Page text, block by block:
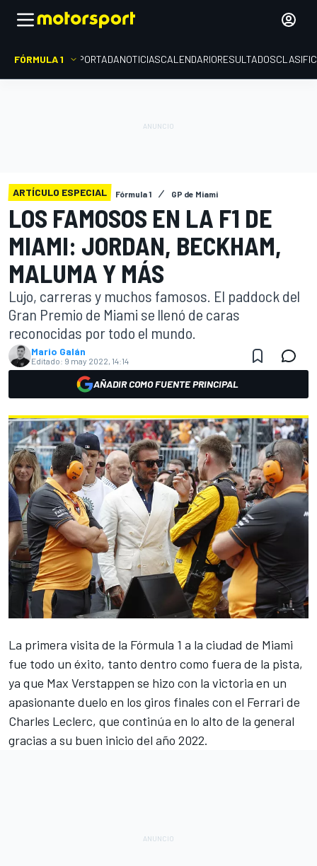
FÓRMULA 1 PORTADANOTICIASCALENDARIORESULTADOS
ARTÍCULO ESPECIAL Fórmula 1 GP de Miami
LOS FAMOSOS EN LA F1 DE
MIAMI: JORDAN, BECKHAM,
MALUMA Y MÁS
Lujo, carreras y muchos famosos. El paddock del
Gran Premio de Miami se llenó de caras
reconocidas por todo el mundo.
Mario Galán
Editado: 9 may 2022, 14:14
AÑADIR COMO FUENTE PRINCIPAL
La primera visita de la Fórmula 1 a la ciudad de Miami
fue todo un éxito, tanto dentro como fuera de la pista,
ya que Max Verstappen se hizo con la victoria en un
apasionante duelo en los giros finales con el Ferrari de
Charles Leclerc, que continúa en lo alto de la general
gracias a su buen inicio del año 2022.